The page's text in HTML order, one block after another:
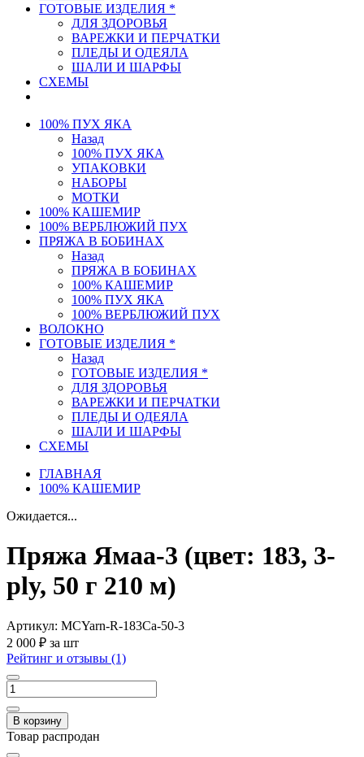
ГОТОВЫЕ ИЗДЕЛИЯ *
ДЛЯ ЗДОРОВЬЯ
ВАРЕЖКИ И ПЕРЧАТКИ
ПЛЕДЫ И ОДЕЯЛА
ШАЛИ И ШАРФЫ
СХЕМЫ
100% ПУХ ЯКА
Назад
100% ПУХ ЯКА
УПАКОВКИ
НАБОРЫ
МОТКИ
100% КАШЕМИР
100% ВЕРБЛЮЖИЙ ПУХ
ПРЯЖА В БОБИНАХ
Назад
ПРЯЖА В БОБИНАХ
100% КАШЕМИР
100% ПУХ ЯКА
100% ВЕРБЛЮЖИЙ ПУХ
ВОЛОКНО
ГОТОВЫЕ ИЗДЕЛИЯ *
Назад
ГОТОВЫЕ ИЗДЕЛИЯ *
ДЛЯ ЗДОРОВЬЯ
ВАРЕЖКИ И ПЕРЧАТКИ
ПЛЕДЫ И ОДЕЯЛА
ШАЛИ И ШАРФЫ
СХЕМЫ
ГЛАВНАЯ
100% КАШЕМИР
Ожидается...
Пряжа Ямаа-3 (цвет: 183, 3-
ply, 50 г 210 м)
Артикул: MCYarn-R-183Ca-50-3
2 000 ₽ за шт
Рейтинг и отзывы (1)
В корзину
Товар распродан